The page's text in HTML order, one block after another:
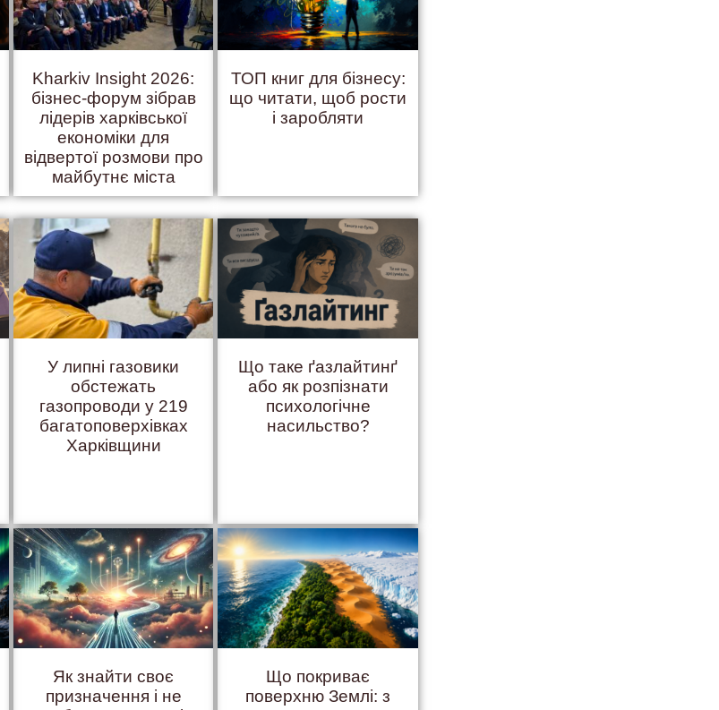
Kharkiv Insight 2026:
бізнес-форум зібрав
лідерів харківської
економіки для
відвертої розмови про
майбутнє міста
ТОП книг для бізнесу:
що читати, щоб рости
і заробляти
У липні газовики
обстежать
газопроводи у 219
багатоповерхівках
Харківщини
Що таке ґазлайтинґ
або як розпізнати
психологічне
насильство?
Як знайти своє
призначення і не
Що покриває
поверхню Землі: з